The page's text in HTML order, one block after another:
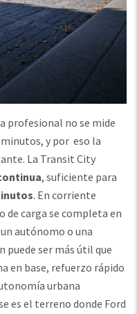
profesional no se mide
y por eso la
La Transit City
, suficiente para
. En corriente
de carga se completa en
un autónomo o una
puede ser más útil que
en base, refuerzo rápido
urbana
es el terreno donde Ford